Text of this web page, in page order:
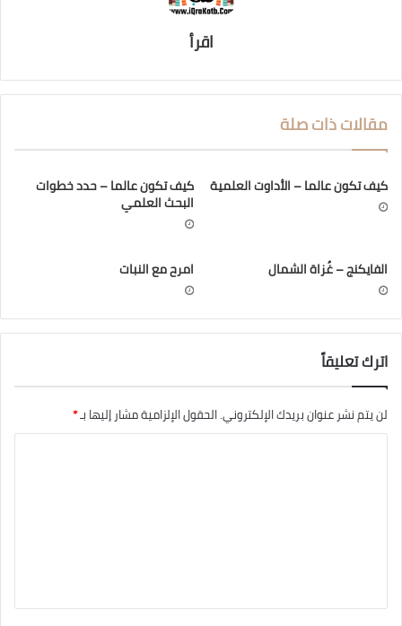
اقرأ
مقالات ذات صلة
كيف تكون عالما – الأداوت العلمية كيف تكون عالما – حدد خطوات
البحث العلمي
الفايكنج – غُزاة الشمال امرح مع النبات
اترك تعليقاً
لن يتم نشر عنوان بريدك الإلكتروني.الحقول الإلزامية مشار إليها بـ*